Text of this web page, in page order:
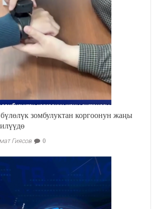
зомбулуктан коргоонун жаңы
Гиясов 0